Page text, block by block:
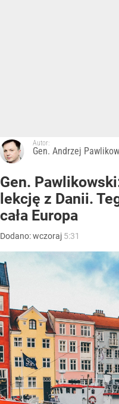
Autor:
Gen. Andrzej
Gen.
lekcję z Danii.
cała Europa
Dodano:wczoraj 5:31